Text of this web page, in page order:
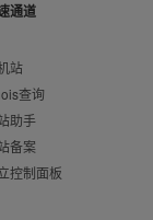
通道
站
查询
助手
备案
控制面板